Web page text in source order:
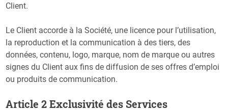
Client.
Le Client accorde à la Société, une licence pour l’utilisation,
la reproduction et la communication à des tiers, des
données, contenu, logo, marque, nom de marque ou autres
signes du Client aux fins de diffusion de ses offres d’emploi
ou produits de communication.
Article 2 Exclusivité des Services